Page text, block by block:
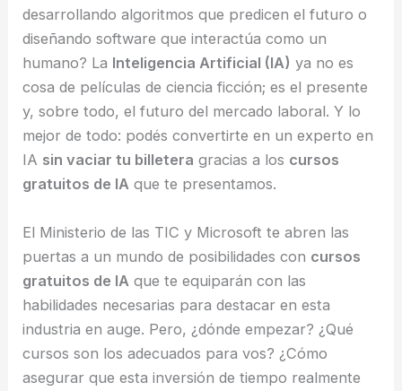
desarrollando algoritmos que predicen el futuro o
diseñando software que interactúa como un
humano? La Inteligencia Artificial (IA) ya no es
cosa de películas de ciencia ficción; es el presente
y, sobre todo, el futuro del mercado laboral. Y lo
mejor de todo: podés convertirte en un experto en
IA sin vaciar tu billetera gracias a los cursos
gratuitos de IA que te presentamos.
El Ministerio de las TIC y Microsoft te abren las
puertas a un mundo de posibilidades con cursos
gratuitos de IA que te equiparán con las
habilidades necesarias para destacar en esta
industria en auge. Pero, ¿dónde empezar? ¿Qué
cursos son los adecuados para vos? ¿Cómo
asegurar que esta inversión de tiempo realmente